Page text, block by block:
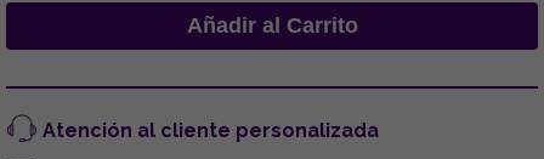
Atención al cliente personalizada